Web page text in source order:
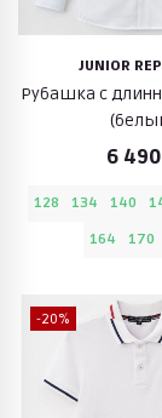
JUNIOR
Рубашка с
6
128 134 140
164
170
-20%